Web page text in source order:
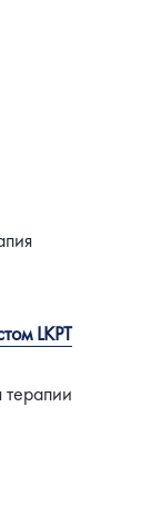
LKPT